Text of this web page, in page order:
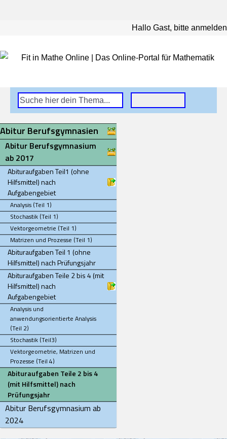
Hallo Gast, bitte anmelden
Abitur Berufsgymnasien
Abitur Berufsgymnasium
ab 2017
Abituraufgaben Teil1 (ohne
Hilfsmittel) nach
Aufgabengebiet
Analysis (Teil 1)
Stochastik (Teil 1)
Vektorgeometrie (Teil 1)
Matrizen und Prozesse (Teil 1)
Abituraufgaben Teil 1 (ohne
Hilfsmittel) nach Prüfungsjahr
Abituraufgaben Teile 2 bis 4 (mit
Hilfsmittel) nach
Aufgabengebiet
Analysis und
anwendungsorientierte Analysis
(Teil 2)
Stochastik (Teil3)
Vektorgeometrie, Matrizen und
Prozesse (Teil 4)
Abituraufgaben Teile 2 bis 4
(mit Hilfsmittel) nach
Prüfungsjahr
Abitur Berufsgymnasium ab
2024